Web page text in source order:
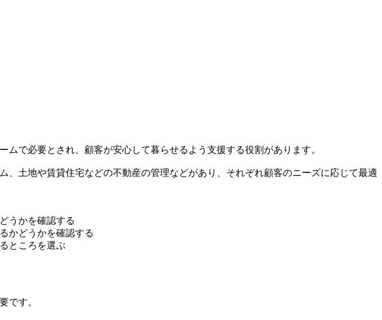
で必要とされ、顧客が安心して暮らせるよう支援する役割があります。
土地や賃貸住宅などの不動産の管理などがあり、それぞれ顧客のニーズに応じて最適
うかを確認する
かどうかを確認する
ところを選ぶ
です。